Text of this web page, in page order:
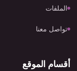
الملفات
تواصل معنا
أقسام الموقع